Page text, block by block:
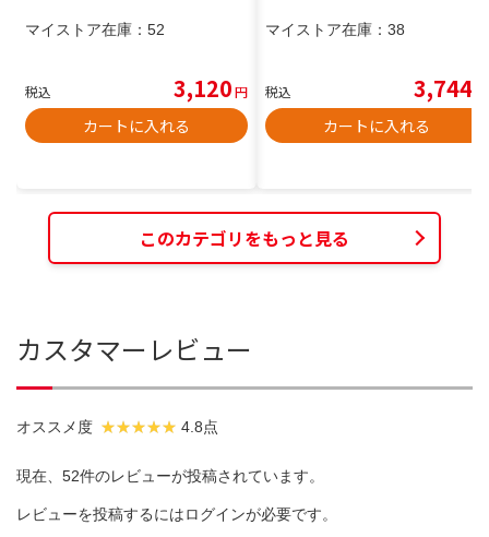
マイストア在庫： 52
税込 3,120円
カートに入れる
マイストア在庫： 38
税込 3,744
カートに入れる
このカテゴリをもっと見る
カスタマーレビュー
オススメ度 4.8点
現在、52件のレビューが投稿されています。
レビューを投稿するにはログインが必要です。